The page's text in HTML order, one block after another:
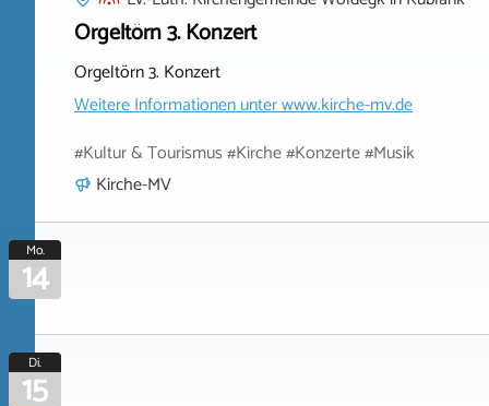
Orgeltörn 3. Konzert
Orgeltörn 3. Konzert
Weitere Informationen unterwww.kirche-mv.de
#Kultur & Tourismus #Kirche #Konzerte #Musik
Kirche-MV
Mo.
14
Di.
15